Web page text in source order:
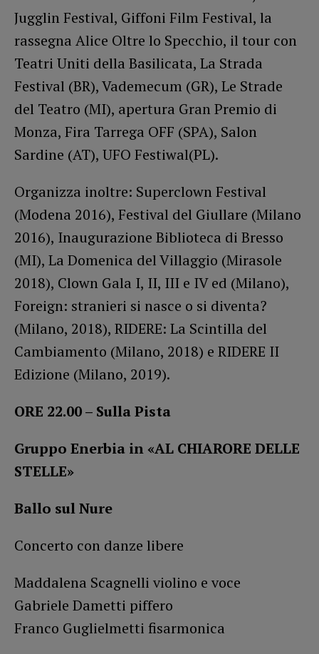
Jugglin Festival, Giffoni Film Festival, la
rassegna Alice Oltre lo Specchio, il tour con
Teatri Uniti della Basilicata, La Strada
Festival (BR), Vademecum (GR), Le Strade
del Teatro (MI), apertura Gran Premio di
Monza, Fira Tarrega OFF (SPA), Salon
Sardine (AT), UFO Festiwal(PL).
Organizza inoltre: Superclown Festival
(Modena 2016), Festival del Giullare (Milano
2016), Inaugurazione Biblioteca di Bresso
(MI), La Domenica del Villaggio (Mirasole
2018), Clown Gala I, II, III e IV ed (Milano),
Foreign: stranieri si nasce o si diventa?
(Milano, 2018), RIDERE: La Scintilla del
Cambiamento (Milano, 2018) e RIDERE II
Edizione (Milano, 2019).
ORE 22.00 – Sulla Pista
Gruppo Enerbia in «AL CHIARORE DELLE
STELLE»
Ballo sul Nure
Concerto con danze libere
Maddalena Scagnelli violino e voce
Gabriele Dametti piffero
Franco Guglielmetti fisarmonica